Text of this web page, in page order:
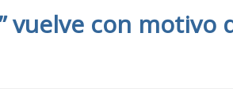
vuelve con motivo